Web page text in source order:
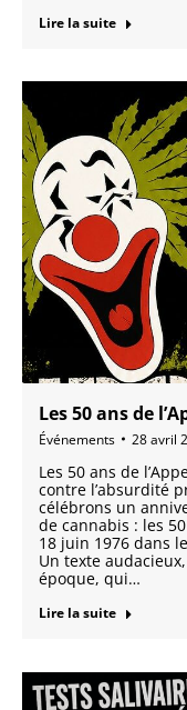
Lire la suite
Les 50 ans de
Événements 28 avril
Les 50 ans de
contre l’absurdité
célébrons un
de cannabis : les
18 juin 1976 dans
Un texte
époque, qui…
Lire la suite